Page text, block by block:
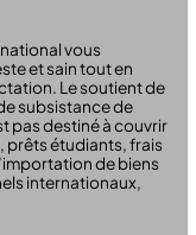
vous
et sain tout en
Le soutient de
subsistance de
pas destiné à couvrir
prêts étudiants, frais
de biens
internationaux,